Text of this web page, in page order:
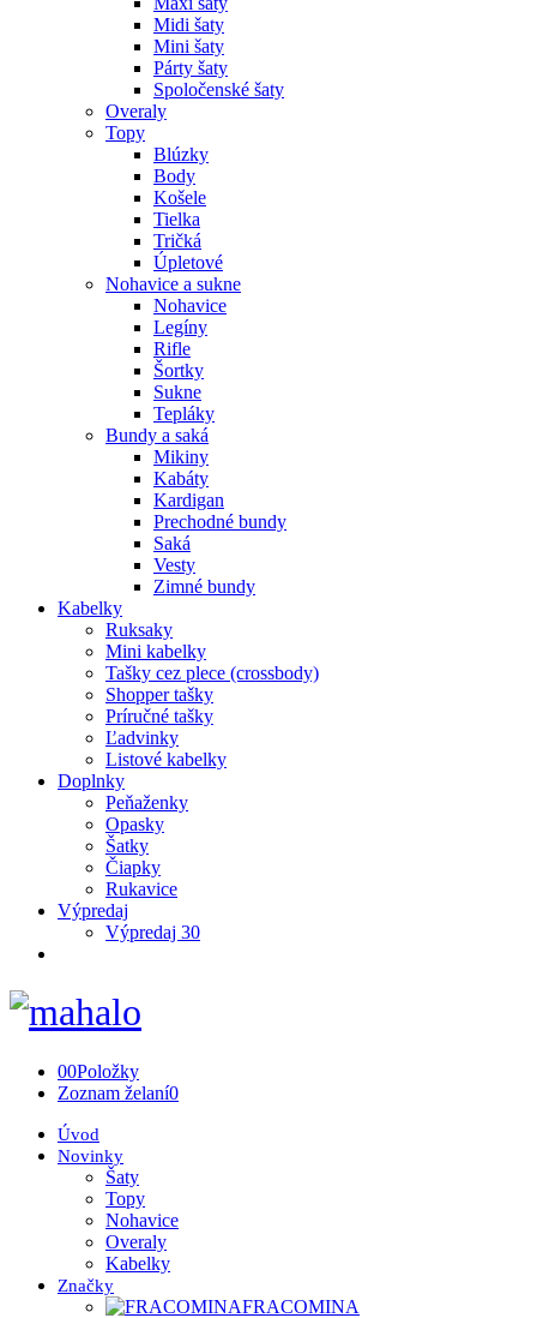
Midi šaty
Mini šaty
Párty šaty
Spoločenské šaty
Overaly
Topy
Blúzky
Body
Košele
Tielka
Tričká
Úpletové
Nohavice a sukne
Nohavice
Legíny
Rifle
Šortky
Sukne
Tepláky
Bundy a saká
Mikiny
Kabáty
Kardigan
Prechodné bundy
Saká
Vesty
Zimné bundy
Kabelky
Ruksaky
Mini kabelky
Tašky cez plece (crossbody)
Shopper tašky
Príručné tašky
Ľadvinky
Listové kabelky
Doplnky
Peňaženky
Opasky
Šatky
Čiapky
Rukavice
Výpredaj
Výpredaj 30
00Položky
Zoznam želaní0
Úvod
Novinky
Šaty
Topy
Nohavice
Overaly
Kabelky
Značky
FRACOMINA